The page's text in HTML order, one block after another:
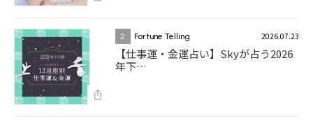
2 Fortune Telling 2026.07.23
【仕事運・金運占い】Skyが占う2026
年下…